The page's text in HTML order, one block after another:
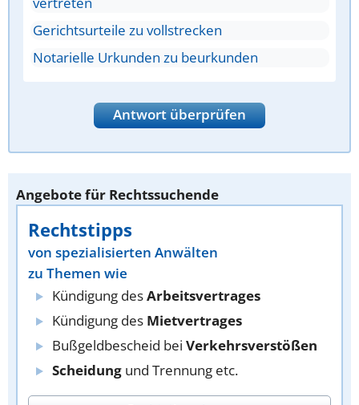
Gerichtsurteile zu vollstrecken
Notarielle Urkunden zu beurkunden
Antwort überprüfen
Angebote für Rechtssuchende
Rechtstipps
von spezialisierten Anwälten
zu Themen wie
Kündigung desArbeitsvertrages
Kündigung des Mietvertrages
Bußgeldbescheid bei Verkehrsverstößen
Scheidung und Trennung etc.